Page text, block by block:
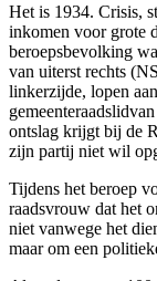
Het is 1934. Crisis,
inkomen voor grote
beroepsbevolking
van uiterst rechts
linkerzijde, lopen
ontslag krijgt bij de
zijn partij niet wil
Tijdens het beroep
raadsvrouw dat het
niet vanwege het
maar om een